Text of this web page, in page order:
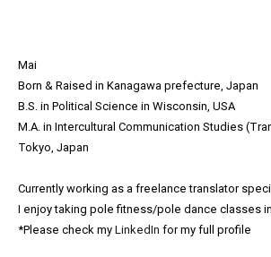
Mai
Born & Raised in Kanagawa prefecture, Japan
B.S. in Political Science in Wisconsin, USA
M.A. in Intercultural Communication Studies
Tokyo, Japan
Currently working as a freelance translator
I enjoy taking pole fitness/pole dance classes
*Please check my LinkedIn for my full profile